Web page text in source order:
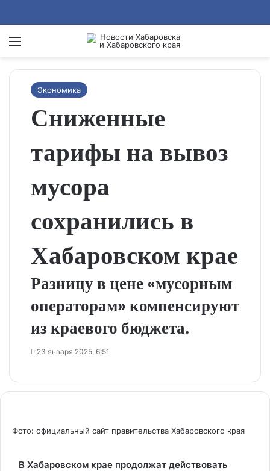
Menu
Экономика
Сниженные
тарифы на вывоз
мусора
сохранились в
Хабаровском крае
Разницу в цене «мусорным
операторам» компенсируют
из краевого бюджета.
23 января 2025, 6:51
Фото: официальный сайт правительства Хабаровского края
В Хабаровском крае продолжат действовать